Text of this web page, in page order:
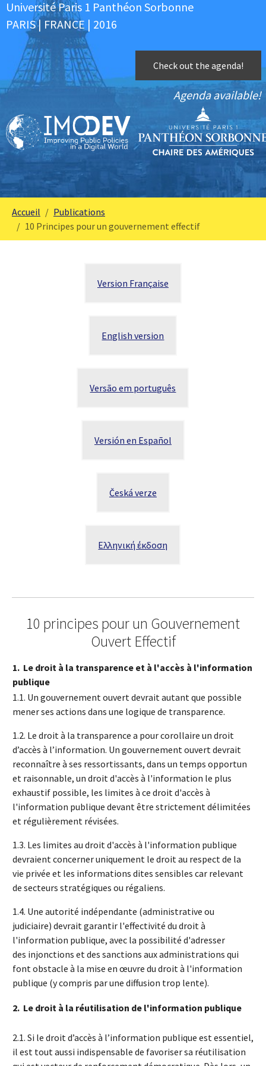
Université Paris 1 Panthéon Sorbonne
PARIS | FRANCE | 2016
Check out the agenda!
Agenda available!
Accueil
Publications
10 Principes pour un gouvernement effectif
Version Française
English version
Versão em português
Versión en Español
Česká verze
Ελληνική έκδοση
10 principes pour un Gouvernement
Ouvert Effectif
1. Le droit à la transparence et à l'accès à l'information
publique
1.1. Un gouvernement ouvert devrait autant que possible
mener ses actions dans une logique de transparence.
1.2. Le droit à la transparence a pour corollaire un droit
d’accès à l’information. Un gouvernement ouvert devrait
reconnaître à ses ressortissants, dans un temps opportun
et raisonnable, un droit d'accès à l'information le plus
exhaustif possible, les limites à ce droitd'accès à
l'information publique devant être strictement délimitées
et régulièrement révisées.
1.3. Les limites au droit d'accès à l'information publique
devraient concerner uniquement le droit au respect de la
vie privée et les informations dites sensibles car relevant
de secteurs stratégiques ou régaliens.
1.4. Une autorité indépendante (administrative ou
judiciaire) devrait garantir l'effectivité du droit à
l'information publique, avec la possibilité d'adresser
des injonctions et des sanctions aux administrations qui
font obstacle à la mise en œuvre du droit à l'information
publique (y compris par une diffusion trop lente).
2. Le droit à la réutilisation de l'information publique
2.1. Si le droit d’accès à l’information publique est essentiel,
il est tout aussi indispensable de favoriser sa réutilisation